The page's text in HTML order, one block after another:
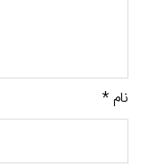
نام*